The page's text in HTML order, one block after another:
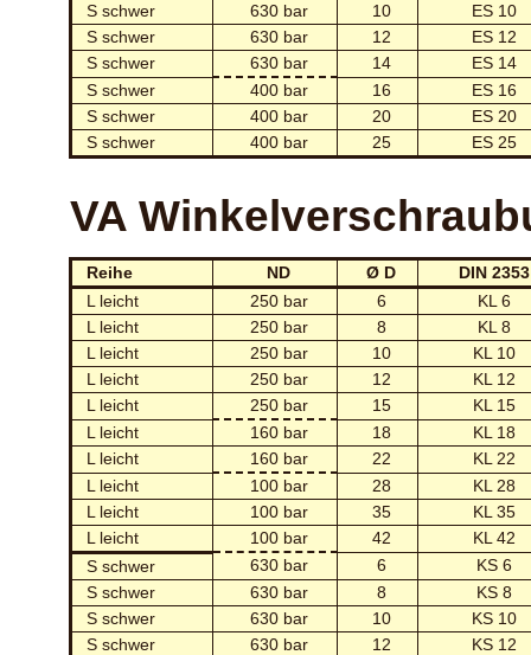
S schwer
630 bar 10
ES 10
S schwer
630 bar 12
ES 12
S schwer
630 bar 14
ES 14
S schwer
400 bar 16
ES 16
S schwer
400 bar 20
ES 20
S schwer
400 bar 25 ES 25
VA
Reihe ND Ø D
DIN 2353
L leicht
250 bar 6
KL 6
L leicht
250 bar 8
KL 8
L leicht
250 bar 10
KL 10
L leicht
250 bar 12
KL 12
L leicht
250 bar 15
KL 15
L leicht
160 bar 18
KL 18
L leicht
160 bar 22
KL 22
L leicht
100 bar 28
KL 28
L leicht
100 bar 35
KL 35
L leicht
100 bar 42
KL 42
S schwer
630 bar 6
KS 6
S schwer
630 bar 8
KS 8
S schwer
630 bar 10
KS 10
S schwer
630 bar 12
KS 12